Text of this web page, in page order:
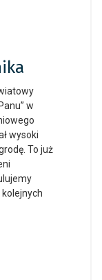
w
wysoki
To już